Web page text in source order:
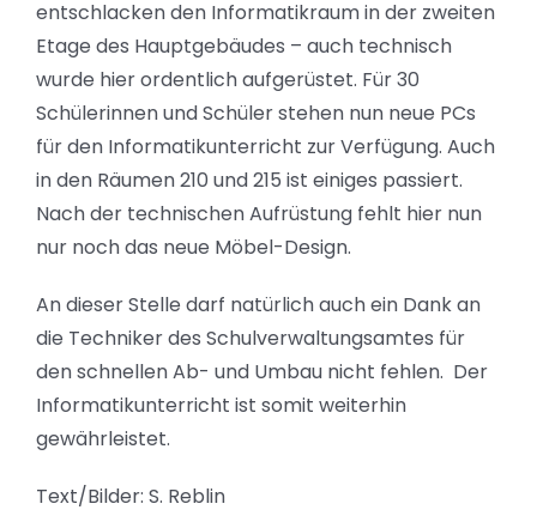
entschlacken den Informatikraum in der zweiten
Etage des Hauptgebäudes – auch technisch
wurde hier ordentlich aufgerüstet. Für 30
Schülerinnen und Schüler stehen nun neue PCs
für den Informatikunterricht zur Verfügung. Auch
in den Räumen 210 und 215 ist einiges passiert.
Nach der technischen Aufrüstung fehlt hier nun
nur noch das neue Möbel-Design.
An dieser Stelle darf natürlich auch ein Dank an
die Techniker des Schulverwaltungsamtes für
den schnellen Ab- und Umbau nicht fehlen. Der
Informatikunterricht ist somit weiterhin
gewährleistet.
Text/Bilder: S. Reblin